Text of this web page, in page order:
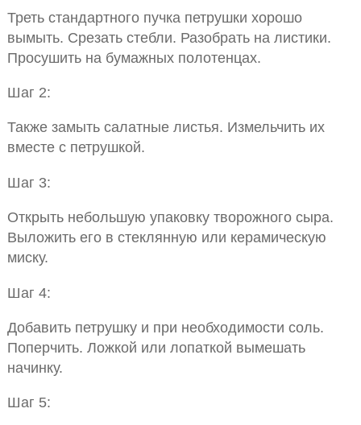
Треть стандартного пучка петрушки хорошо
вымыть. Срезать стебли. Разобрать на листики.
Просушить на бумажных полотенцах.
Шаг 2:
Также замыть салатные листья. Измельчить их
вместе с петрушкой.
Шаг 3:
Открыть небольшую упаковку творожного сыра.
Выложить его в стеклянную или керамическую
миску.
Шаг 4:
Добавить петрушку и при необходимости соль.
Поперчить. Ложкой или лопаткой вымешать
начинку.
Шаг 5: